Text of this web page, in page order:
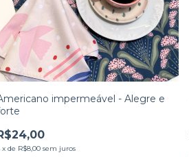
impermeável - Alegre e
x de R$8,00 sem juros